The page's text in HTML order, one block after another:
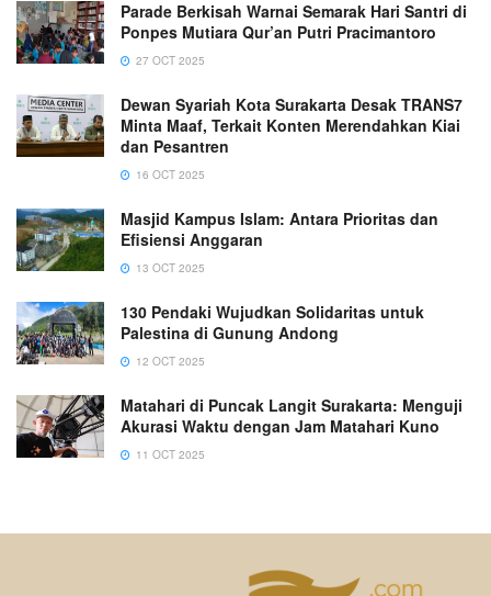
Parade Berkisah Warnai Semarak Hari Santri di
Ponpes Mutiara Qur’an Putri Pracimantoro
27 OCT 2025
Dewan Syariah Kota Surakarta Desak TRANS7
Minta Maaf, Terkait Konten Merendahkan Kiai
dan Pesantren
16 OCT 2025
Masjid Kampus Islam: Antara Prioritas dan
Efisiensi Anggaran
13 OCT 2025
130 Pendaki Wujudkan Solidaritas untuk
Palestina di Gunung Andong
12 OCT 2025
Matahari di Puncak Langit Surakarta: Menguji
Akurasi Waktu dengan Jam Matahari Kuno
11 OCT 2025